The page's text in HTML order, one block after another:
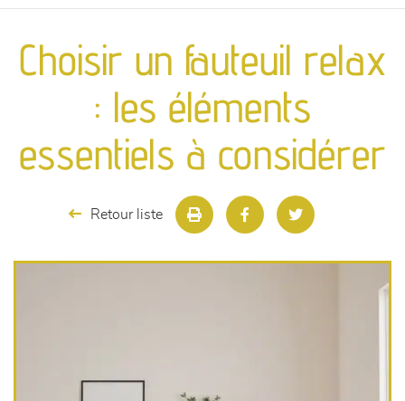
canapés et fauteuils
chambres et dressing
Choisir un fauteuil relax
: les éléments
essentiels à considérer
Retour liste